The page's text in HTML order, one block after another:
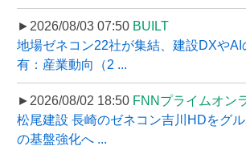
►2026/08/03 07:50 BUILT
地場ゼネコン22社が集結、建設DXや
有：産業動向（2 ...
►2026/08/02 18:50 FNNプライムオン
松尾建設 長崎のゼネコン吉川HDをグ
の基盤強化へ ...